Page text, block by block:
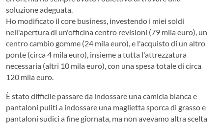
soluzione adeguata.
Ho modificato il core business, investendo i miei soldi
nell'apertura di un'officina centro revisioni (79 mila euro), un
centro cambio gomme (24 mila euro), e l'acquisto di un altro
ponte (circa 4 mila euro), insieme a tutta l'attrezzatura
necessaria (altri 10 mila euro), con una spesa totale di circa
120 mila euro.
È stato difficile passare da indossare una camicia bianca e
pantaloni puliti a indossare una maglietta sporca di grasso e
pantaloni sudici a fine giornata, ma non avevamo altra scelta